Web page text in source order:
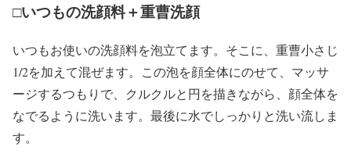
□いつもの洗顔料＋重曹洗顔
いつもお使いの洗顔料を泡立てます。そこに、重曹小さじ
1/2を加えて混ぜます。この泡を顔全体にのせて、マッサ
ージするつもりで、クルクルと円を描きながら、顔全体を
なでるように洗います。最後に水でしっかりと洗い流しま
す。